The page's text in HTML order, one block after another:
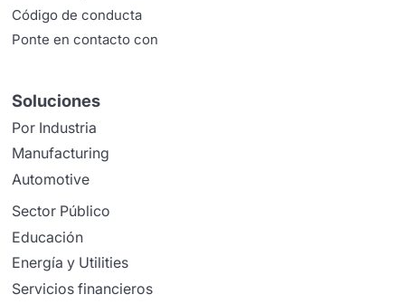
Código de conducta
Ponte en contacto con
Soluciones
Por Industria
Manufacturing
Automotive
Sector Público
Educación
Energía y Utilities
Servicios financieros